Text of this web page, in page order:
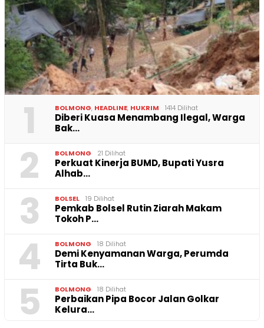
1 BOLMONG, HEADLINE, HUKRIM 1414 Dilihat
Diberi Kuasa Menambang Ilegal, Warga
Bak…
2 BOLMONG 21 Dilihat
Perkuat Kinerja BUMD, Bupati Yusra
Alhab…
3 BOLSEL 19 Dilihat
Pemkab Bolsel Rutin Ziarah Makam
Tokoh P…
4 BOLMONG 18 Dilihat
Demi Kenyamanan Warga, Perumda
Tirta Buk…
5 BOLMONG 18 Dilihat
Perbaikan Pipa Bocor Jalan Golkar
Kelura…